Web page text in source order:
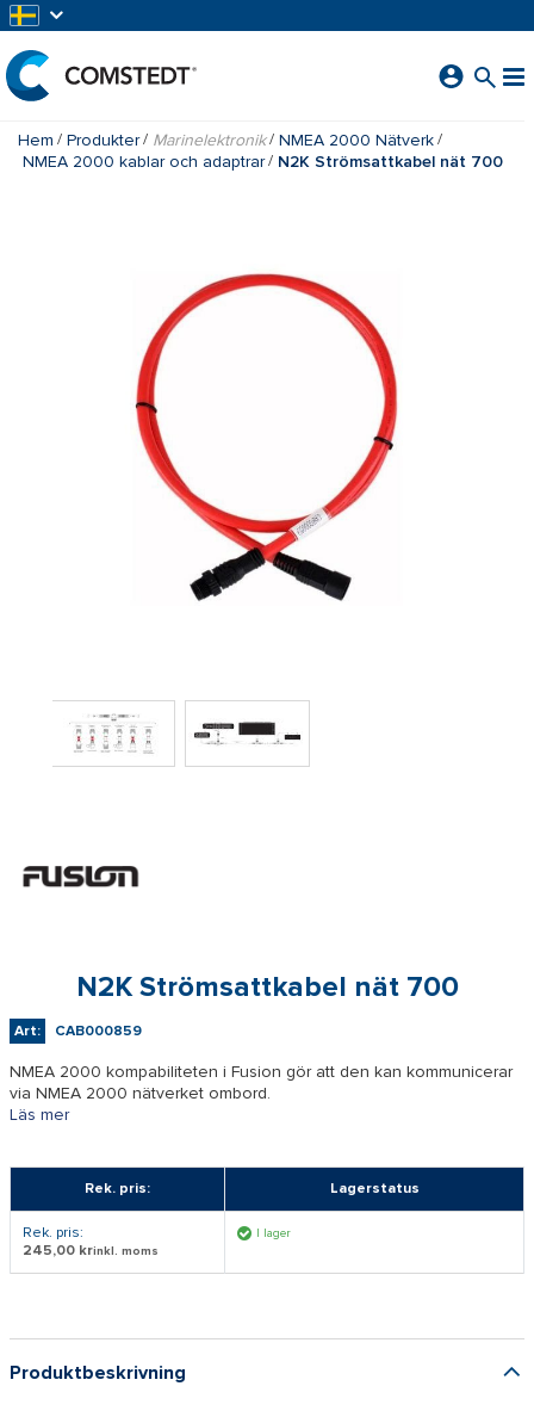
Hem Produkter Marinelektronik
NMEA 2000 Nätverk
NMEA 2000 kablar och adaptrar
N2K Strömsattkabel nät 700
N2K Strömsattkabel nät 700
Art: CAB000859
NMEA 2000 kompabiliteten i Fusion gör att den kan kommunicerar
via NMEA 2000 nätverket ombord.
Läs mer
Rek. pris: Lagerstatus
Rek. pris:
245,00 krinkl. moms
I lager
Produktbeskrivning